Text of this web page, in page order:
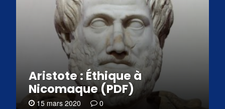
Aristote : Éthique à
Nicomaque (PDF)
15 mars 2020 0